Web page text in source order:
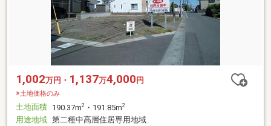
1,002万円・ 1,137万4,000円
※土地価格のみ
土地面積 190.37m2 ・191.85m2
用途地域 第二種中高層住居専用地域